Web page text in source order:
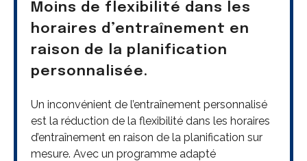
Moins de flexibilité dans les
horaires d’entraînement en
raison de la planification
personnalisée.
Un inconvénient de l’entraînement personnalisé
est la réduction de la flexibilité dans les horaires
d’entraînement en raison de la planification sur
mesure. Avec un programme adapté